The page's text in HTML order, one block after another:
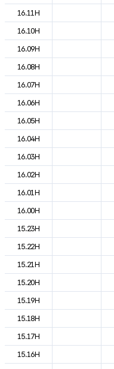
16.11H
16.10H
16.09H
16.08H
16.07H
16.06H
16.05H
16.04H
16.03H
16.02H
16.01H
16.00H
15.23H
15.22H
15.21H
15.20H
15.19H
15.18H
15.17H
15.16H